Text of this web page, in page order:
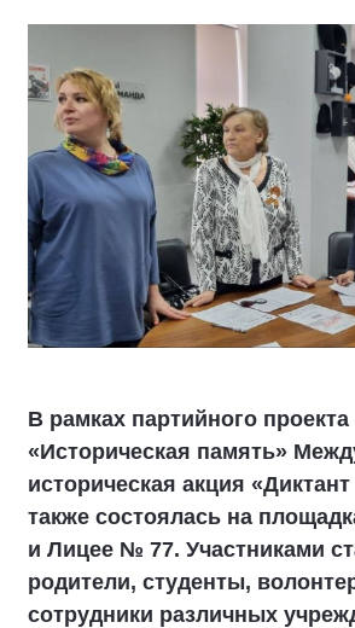
В рамках партийного проекта
«Историческая память»
историческая акция
также состоялась на
и Лицее № 77. Участниками
родители, студенты,
сотрудники различных